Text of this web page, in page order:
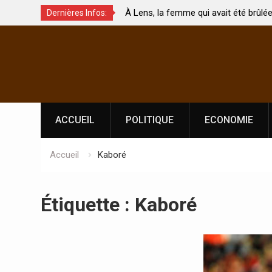
Dernières Infos:
?
À Lens, la femme qui avait été brûlée avec son bébé
par son mari est morte
ACCUEIL POLITIQUE ECONOMIE
Accueil Kaboré
Étiquette : Kaboré